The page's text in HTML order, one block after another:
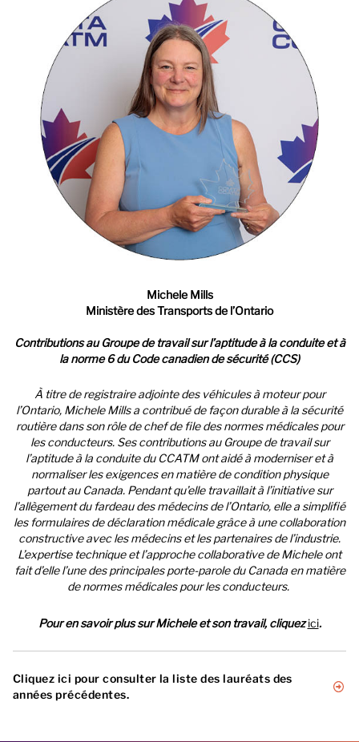
Michele Mills
Ministère des Transports de l’Ontario
Contributions au Groupe de travail sur l’aptitude à la conduite et à
la norme 6 du Code canadien de sécurité (CCS)
À titre de registraire adjointe des véhicules à moteur pour
l’Ontario, Michele Mills a contribué de façon durable à la sécurité
routière dans son rôle de chef de file des normes médicales pour
les conducteurs. Ses contributions au Groupe de travail sur
l’aptitude à la conduite du CCATM ont aidé à moderniser et à
normaliser les exigences en matière de condition physique
partout au Canada. Pendant qu’elle travaillait à l’initiative sur
l’allègement du fardeau des médecins de l’Ontario, elle a simplifié
les formulaires de déclaration médicale grâce à une collaboration
constructive avec les médecins et les partenaires de l’industrie.
L’expertise technique et l’approche collaborative de Michele ont
fait d’elle l’une des principales porte-parole du Canada en matière
de normes médicales pour les conducteurs.
Pour en savoir plus sur Michele et son travail, cliquezici.
Cliquez ici pour consulter la liste des lauréats des
années précédentes.